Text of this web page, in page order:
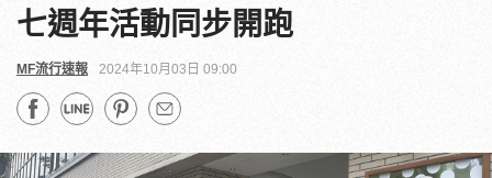
七週年活動同步開跑
MF流行速報 2024年10月03日 09:00